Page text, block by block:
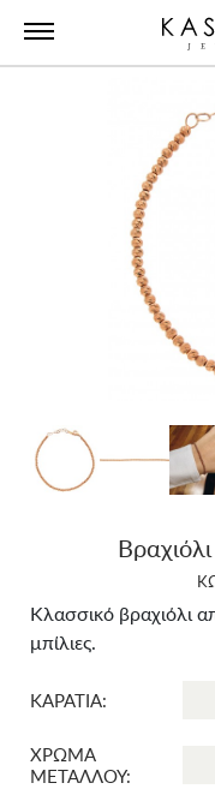
Κλασσικό βραχιόλι
μπίλιες.
ΚΑΡΑΤΙΑ:
ΧΡΩΜΑ
ΜΕΤΑΛΛΟΥ: